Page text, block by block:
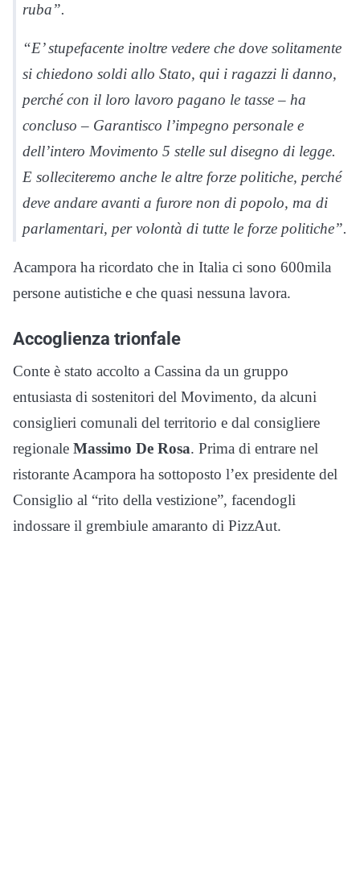
ruba”.
“E’ stupefacente inoltre vedere che dove solitamente
si chiedono soldi allo Stato, qui i ragazzi li danno,
perché con il loro lavoro pagano le tasse – ha
concluso – Garantisco l’impegno personale e
dell’intero Movimento 5 stelle sul disegno di legge.
E solleciteremo anche le altre forze politiche, perché
deve andare avanti a furore non di popolo, ma di
parlamentari, per volontà di tutte le forze politiche”.
Acampora ha ricordato che in Italia ci sono 600mila
persone autistiche e che quasi nessuna lavora.
Accoglienza trionfale
Conte è stato accolto a Cassina da un gruppo
entusiasta di sostenitori del Movimento, da alcuni
consiglieri comunali del territorio e dal consigliere
regionale Massimo De Rosa. Prima di entrare nel
ristorante Acampora ha sottoposto l’ex presidente del
Consiglio al “rito della vestizione”, facendogli
indossare il grembiule amaranto di PizzAut.